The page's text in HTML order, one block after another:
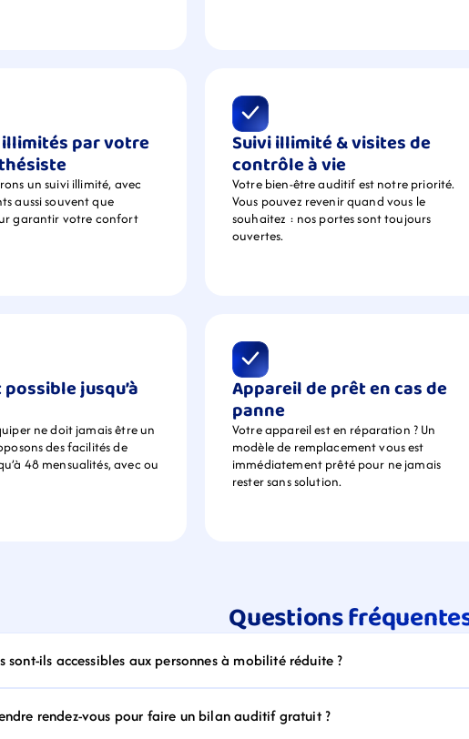
illimités par votre
un suivi illimité, avec
aussi souvent que
garantir votre confort
Suivi illimité & visites de
contrôle à vie
Votre bien-être auditif est notre priorité.
Vous pouvez revenir quand vous le
souhaitez : nos portes sont toujours
ouvertes.
jusqu’à
ne doit jamais être un
des facilités de
48 mensualités, avec ou
Appareil de prêt en cas de
panne
Votre appareil est en réparation ? Un
modèle de remplacement vous est
immédiatement prêté pour ne jamais
rester sans solution.
Questions
sont-ils accessibles aux personnes à mobilité réduite ?
rendez-vous pour faire un bilan auditif gratuit ?